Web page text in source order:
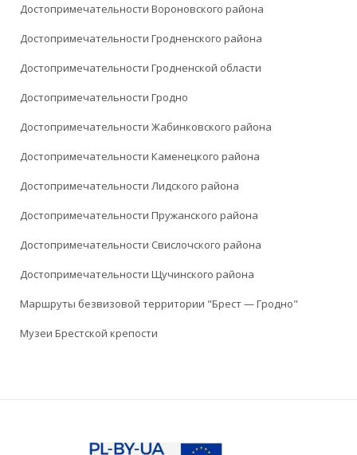
Достопримечательности Вороновского района
Достопримечательности Гродненского района
Достопримечательности Гродненской области
Достопримечательности Гродно
Достопримечательности Жабинковского района
Достопримечательности Каменецкого района
Достопримечательности Лидского района
Достопримечательности Пружанского района
Достопримечательности Свислочского района
Достопримечательности Щучинского района
Маршруты безвизовой территории "Брест — Гродно"
Музеи Брестской крепости